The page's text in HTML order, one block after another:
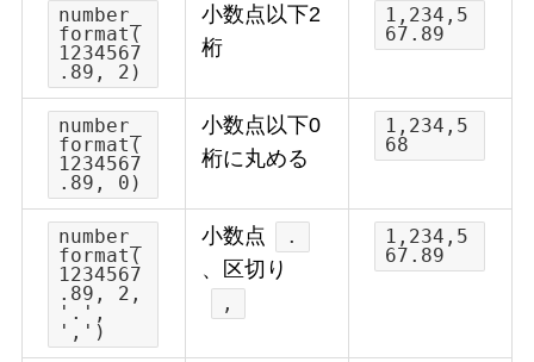
number_
format(
1234567
.89, 2)
小数点以下2
桁
1,234,5
67.89
number_
format(
1234567
.89, 0)
小数点以下0
桁に丸める
1,234,5
68
number_
format(
1234567
.89, 2,
'.',
',')
小数点 .
、区切り
,
1,234,5
67.89